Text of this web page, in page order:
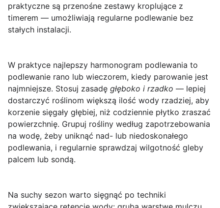
praktyczne są przenośne zestawy kroplujące z
timerem — umożliwiają regularne podlewanie bez
stałych instalacji.
W praktyce najlepszy harmonogram podlewania to
podlewanie rano lub wieczorem, kiedy parowanie jest
najmniejsze. Stosuj zasadę głęboko i rzadko — lepiej
dostarczyć roślinom większą ilość wody rzadziej, aby
korzenie sięgały głębiej, niż codziennie płytko zraszać
powierzchnię. Grupuj rośliny według zapotrzebowania
na wodę, żeby uniknąć nad- lub niedoskonałego
podlewania, i regularnie sprawdzaj wilgotność gleby
palcem lub sondą.
Na suchy sezon warto sięgnąć po techniki